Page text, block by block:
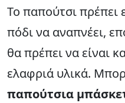
Το παπούτσι πρέπει
πόδι να αναπνέει,
θα πρέπει να είναι
ελαφριά υλικά.
παπούτσια